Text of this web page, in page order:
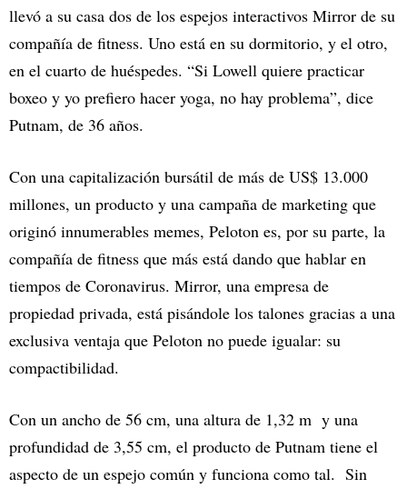
llevó a su casa dos de los espejos interactivos Mirror de su
compañía de fitness. Uno está en su dormitorio, y el otro,
en el cuarto de huéspedes. “Si Lowell quiere practicar
boxeo y yo prefiero hacer yoga, no hay problema”, dice
Putnam, de 36 años.
Con una capitalización bursátil de más de US$ 13.000
millones, un producto y una campaña de marketing que
originó innumerables memes, Peloton es, por su parte, la
compañía de fitness que más está dando que hablar en
tiempos de Coronavirus. Mirror, una empresa de
propiedad privada, está pisándole los talones gracias a una
exclusiva ventaja que Peloton no puede igualar: su
compactibilidad.
Con un ancho de 56 cm, una altura de 1,32 m y una
profundidad de 3,55 cm, el producto de Putnam tiene el
aspecto de un espejo común y funciona como tal. Sin